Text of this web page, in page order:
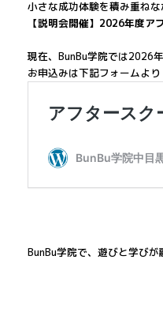
小さな成功体験を積み重ね
【説明会開催】2026年度ア
現在、BunBu学院では2026
お申込みは下記フォームより
BunBu学院で、遊びと学び